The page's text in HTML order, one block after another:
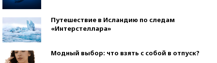
Путешествие в Исландию по следам
«Интерстеллара»
Модный выбор: что взять с собой в отпуск?